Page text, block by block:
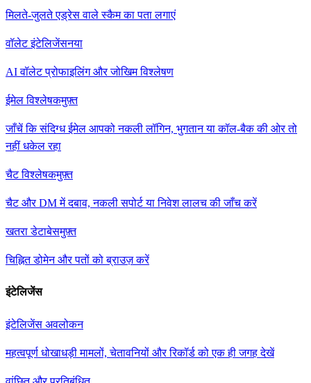
मिलते-जुलते एड्रेस वाले स्कैम का पता लगाएं
वॉलेट इंटेलिजेंसनया
AI वॉलेट प्रोफाइलिंग और जोखिम विश्लेषण
ईमेल विश्लेषकमुफ़्त
जाँचें कि संदिग्ध ईमेल आपको नकली लॉगिन, भुगतान या कॉल-बैक की ओर तो
नहीं धकेल रहा
चैट विश्लेषकमुफ़्त
चैट और DM में दबाव, नकली सपोर्ट या निवेश लालच की जाँच करें
खतरा डेटाबेसमुफ़्त
चिह्नित डोमेन और पतों को ब्राउज़ करें
इंटेलिजेंस
इंटेलिजेंस अवलोकन
महत्वपूर्ण धोखाधड़ी मामलों, चेतावनियों और रिकॉर्ड को एक ही जगह देखें